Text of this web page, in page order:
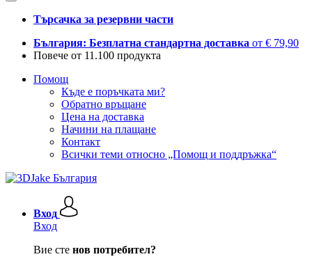
Търсачка за резервни части
България: Безплатна стандартна доставка от € 79,90
Повече от 11.100 продукта
Помощ
Къде е поръчката ми?
Обратно връщане
Цена на доставка
Начини на плащане
Контакт
Всички теми относно „Помощ и поддръжка“
Вход
Вход
Вие сте нов потребител?